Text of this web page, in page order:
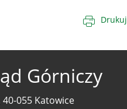
Drukuj
Górniczy
055 Katowice